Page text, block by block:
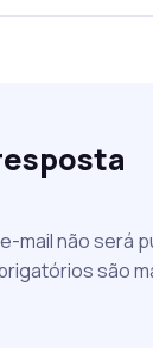
mail não será
são